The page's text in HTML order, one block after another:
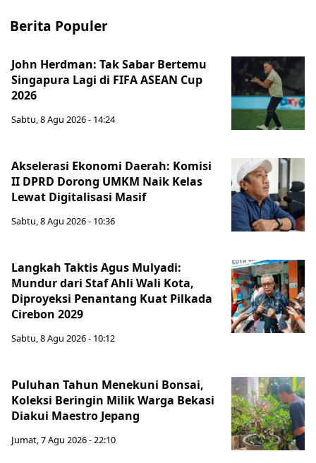
Berita Populer
John Herdman: Tak Sabar Bertemu
Singapura Lagi di FIFA ASEAN Cup
2026
Sabtu, 8 Agu 2026 - 14:24
Akselerasi Ekonomi Daerah: Komisi
II DPRD Dorong UMKM Naik Kelas
Lewat Digitalisasi Masif
Sabtu, 8 Agu 2026 - 10:36
Langkah Taktis Agus Mulyadi:
Mundur dari Staf Ahli Wali Kota,
Diproyeksi Penantang Kuat Pilkada
Cirebon 2029
Sabtu, 8 Agu 2026 - 10:12
Puluhan Tahun Menekuni Bonsai,
Koleksi Beringin Milik Warga Bekasi
Diakui Maestro Jepang
Jumat, 7 Agu 2026 - 22:10